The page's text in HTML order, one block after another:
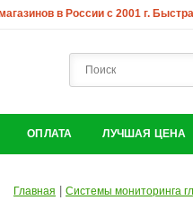
в России с 2001 г.
ОПЛАТА ЛУЧШАЯ ЦЕНА
Главная Системы мониторинга